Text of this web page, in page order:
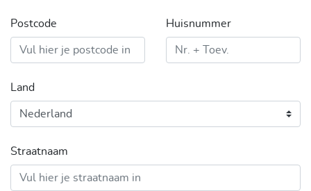
Postcode Huisnummer
Land
Straatnaam